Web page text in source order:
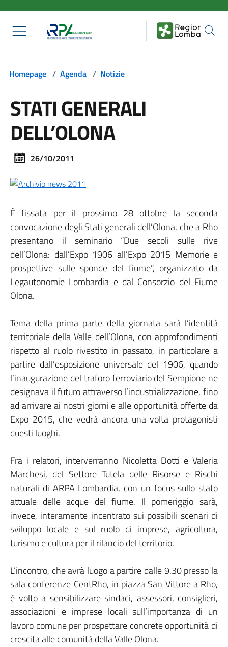
Homepage / Agenda / Notizie
STATI GENERALI
DELL’OLONA
26/10/2011
È fissata per il prossimo 28 ottobre la seconda
convocazione degli Stati generali dell’Olona, che a Rho
presentano il seminario “Due secoli sulle rive
dell’Olona: dall’Expo 1906 all’Expo 2015 Memorie e
prospettive sulle sponde del fiume”, organizzato da
Legautonomie Lombardia e dal Consorzio del Fiume
Olona.
Tema della prima parte della giornata sarà l’identità
territoriale della Valle dell’Olona, con approfondimenti
rispetto al ruolo rivestito in passato, in particolare a
partire dall’esposizione universale del 1906, quando
l’inaugurazione del traforo ferroviario del Sempione ne
designava il futuro attraverso l’industrializzazione, fino
ad arrivare ai nostri giorni e alle opportunità offerte da
Expo 2015, che vedrà ancora una volta protagonisti
questi luoghi.
Fra i relatori, interverranno Nicoletta Dotti e Valeria
Marchesi, del Settore Tutela delle Risorse e Rischi
naturali di ARPA Lombardia, con un focus sullo stato
attuale delle acque del fiume. Il pomeriggio sarà,
invece, interamente incentrato sui possibili scenari di
sviluppo locale e sul ruolo di imprese, agricoltura,
turismo e cultura per il rilancio del territorio.
L’incontro, che avrà luogo a partire dalle 9.30 presso la
sala conferenze CentRho, in piazza San Vittore a Rho,
è volto a sensibilizzare sindaci, assessori, consiglieri,
associazioni e imprese locali sull’importanza di un
lavoro comune per prospettare concrete opportunità di
crescita alle comunità della Valle Olona.